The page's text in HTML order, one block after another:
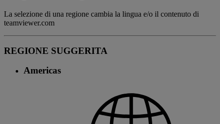
La selezione di una regione cambia la lingua e/o il contenuto di
teamviewer.com
REGIONE SUGGERITA
Americas